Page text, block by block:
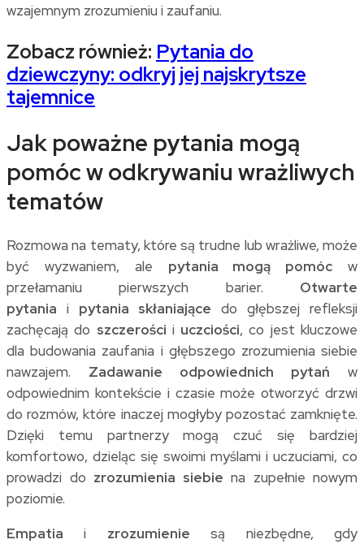
wzajemnym zrozumieniu i zaufaniu.
Zobacz również: Pytania do
dziewczyny: odkryj jej najskrytsze
tajemnice
Jak poważne pytania mogą
pomóc w odkrywaniu wrażliwych
tematów
Rozmowa na tematy, które są trudne lub wrażliwe, może
być wyzwaniem, ale pytania mogą pomóc w
przełamaniu pierwszych barier. Otwarte
pytania i pytania skłaniające do głębszej refleksji
zachęcają do szczerości i uczciości, co jest kluczowe
dla budowania zaufania i głębszego zrozumienia siebie
nawzajem. Zadawanie odpowiednich pytań w
odpowiednim kontekście i czasie może otworzyć drzwi
do rozmów, które inaczej mogłyby pozostać zamknięte.
Dzięki temu partnerzy mogą czuć się bardziej
komfortowo, dzieląc się swoimi myślami i uczuciami, co
prowadzi do zrozumienia siebie na zupełnie nowym
poziomie.
Empatia i zrozumienie są niezbędne, gdy